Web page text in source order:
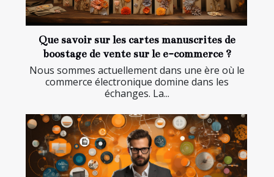
Que savoir sur les cartes manuscrites de
boostage de vente sur le e-commerce ?
Nous sommes actuellement dans une ère où le
commerce électronique domine dans les
échanges. La...